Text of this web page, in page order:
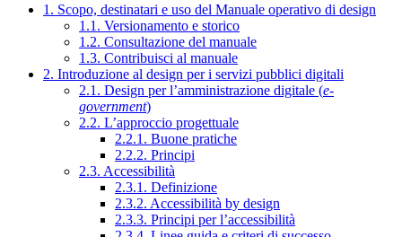
1. Scopo, destinatari e uso del Manuale operativo di design
1.1. Versionamento e storico
1.2. Consultazione del manuale
1.3. Contribuisci al manuale
2. Introduzione al design per i servizi pubblici digitali
2.1. Design per l’amministrazione digitale (e-
government)
2.2. L’approccio progettuale
2.2.1. Buone pratiche
2.2.2. Principi
2.3. Accessibilità
2.3.1. Definizione
2.3.2. Accessibilità by design
2.3.3. Principi per l’accessibilità